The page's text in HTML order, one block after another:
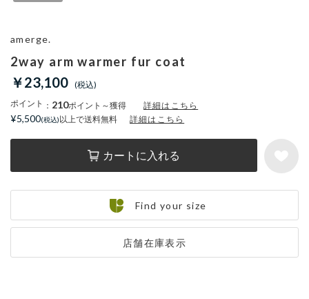
2way arm warmer fur coat
￥23,100
ポイント ： 210ポイント～獲得 詳細はこちら
カートに入れる
店舗在庫表示
amerge.
¥5,500 以上で送料無料 詳細はこちら
Find your size